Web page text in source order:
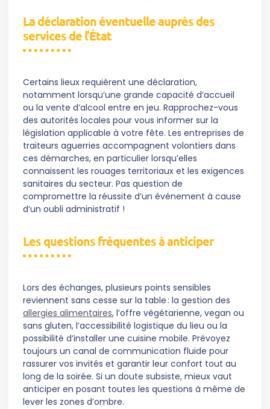
La déclaration éventuelle auprès des
services de l’État
Certains lieux requièrent une déclaration,
notamment lorsqu’une grande capacité d’accueil
ou la vente d’alcool entre en jeu. Rapprochez-vous
des autorités locales pour vous informer sur la
législation applicable à votre fête. Les entreprises de
traiteurs aguerries accompagnent volontiers dans
ces démarches, en particulier lorsqu’elles
connaissent les rouages territoriaux et les exigences
sanitaires du secteur. Pas question de
compromettre la réussite d’un événement à cause
d’un oubli administratif !
Les questions fréquentes à anticiper
Lors des échanges, plusieurs points sensibles
reviennent sans cesse sur la table : la gestion des
allergies alimentaires, l’offre végétarienne, vegan ou
sans gluten, l’accessibilité logistique du lieu ou la
possibilité d’installer une cuisine mobile. Prévoyez
toujours un canal de communication fluide pour
rassurer vos invités et garantir leur confort tout au
long de la soirée. Si un doute subsiste, mieux vaut
anticiper en posant toutes les questions à même de
lever les zones d’ombre.